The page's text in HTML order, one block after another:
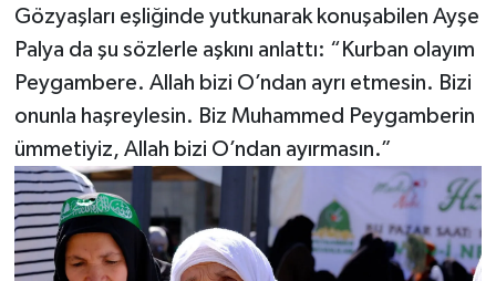
Gözyaşları eşliğinde yutkunarak konuşabilen Ayşe
Palya da şu sözlerle aşkını anlattı: “Kurban olayım
Peygambere. Allah bizi O’ndan ayrı etmesin. Bizi
onunla haşreylesin. Biz Muhammed Peygamberin
ümmetiyiz, Allah bizi O’ndan ayırmasın.”